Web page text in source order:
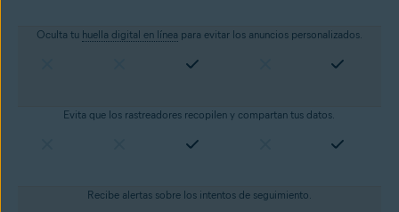
Oculta tu huella digital en línea para evitar los anuncios personalizados.
Evita que los rastreadores recopilen y compartan tus datos.
Recibe alertas sobre los intentos de seguimiento.